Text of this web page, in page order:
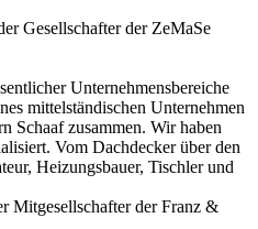
Gesellschafter der ZeMaSe
Unternehmensbereiche
mittelständischen Unternehmen
Schaaf zusammen. Wir haben
Vom Dachdecker über den
Heizungsbauer, Tischler und
Mitgesellschafter der Franz &